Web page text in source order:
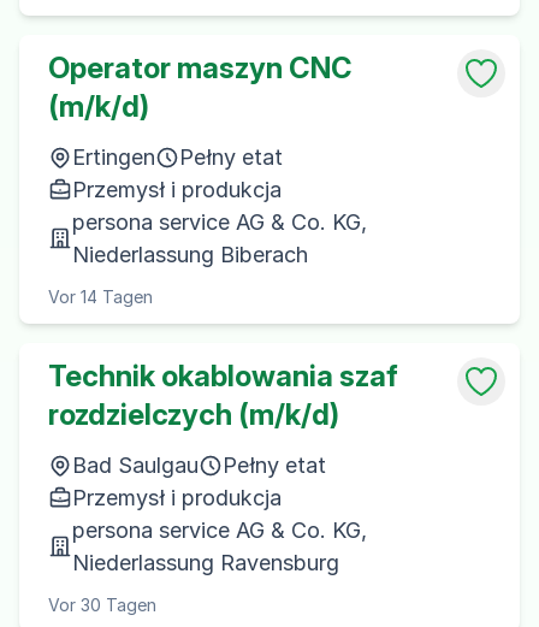
Operator maszyn CNC
(m/k/d)
Ertingen
Pełny etat
Przemysł i produkcja
persona service AG & Co. KG,
Niederlassung Biberach
Vor 14 Tagen
Technik okablowania szaf
rozdzielczych (m/k/d)
Bad Saulgau
Pełny etat
Przemysł i produkcja
persona service AG & Co. KG,
Niederlassung Ravensburg
Vor 30 Tagen